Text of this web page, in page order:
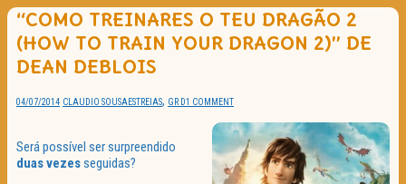
“COMO TREINARES O TEU DRAGÃO 2
(HOW TO TRAIN YOUR DRAGON 2)” DE
DEAN DEBLOIS
04/07/2014 CLAUDIO SOUSAESTREIAS, GR D1 COMMENT
Será possível ser surpreendido
duas vezesseguidas?